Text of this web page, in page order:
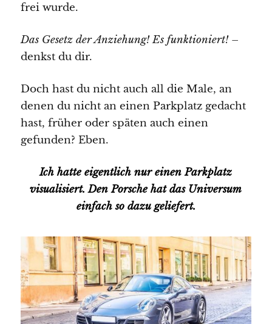
frei wurde.
Das Gesetz der Anziehung! Es funktioniert!–
denkst du dir.
Doch hast du nicht auch all die Male, an
denen du nicht an einen Parkplatz gedacht
hast, früher oder späten auch einen
gefunden? Eben.
Ich hatte eigentlich nur einen Parkplatz
visualisiert. Den Porsche hat das Universum
einfach so dazu geliefert.